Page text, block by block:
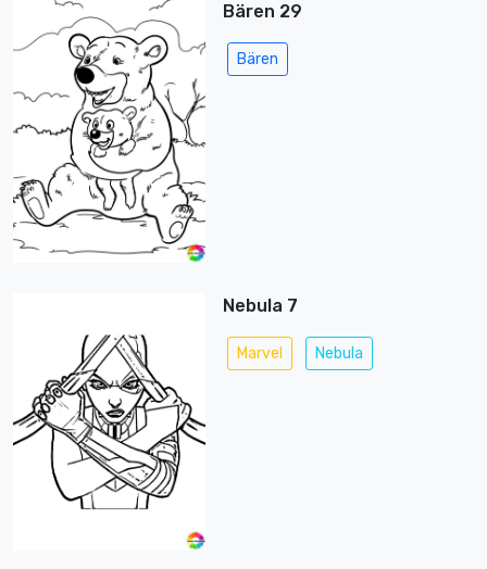
Bären 29
Bären
Nebula 7
Marvel Nebula